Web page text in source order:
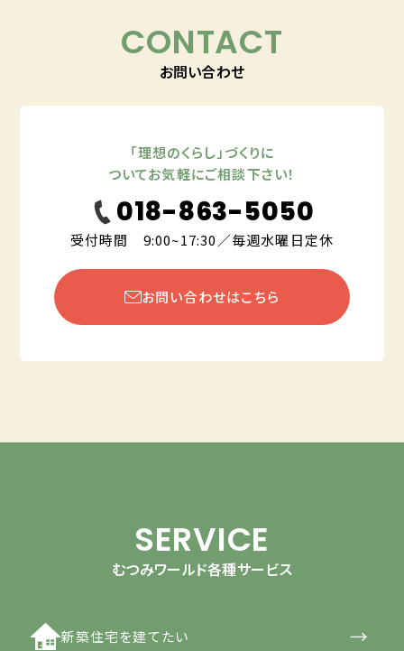
CONTACT
お問い合わせ
「理想のくらし」づくりに
ついてお気軽にご相談下さい！
018-863-5050
受付時間 9:00~17:30／毎週水曜日定休
お問い合わせはこちら
SERVICE
むつみワールド各種サービス
新築住宅を建てたい →